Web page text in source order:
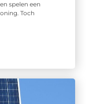
spelen een
Toch